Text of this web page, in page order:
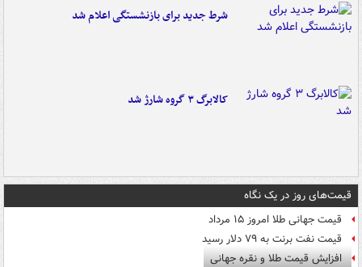
شرط جدید برای بازنشستگی اعلام شد
کالابرگ ۳ گروه شارژ شد
قیمت‌های روز در یک نگاه
قیمت جهانی طلا امروز ۱۵ مرداد
قیمت نفت برنت به ۷۹ دلار رسید
افزایش قیمت طلا و نقره جهانی